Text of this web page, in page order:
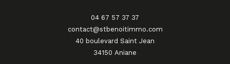
04 67 57 37 37
contact@stbenoitimmo.com
40 boulevard Saint Jean
34150
aniane